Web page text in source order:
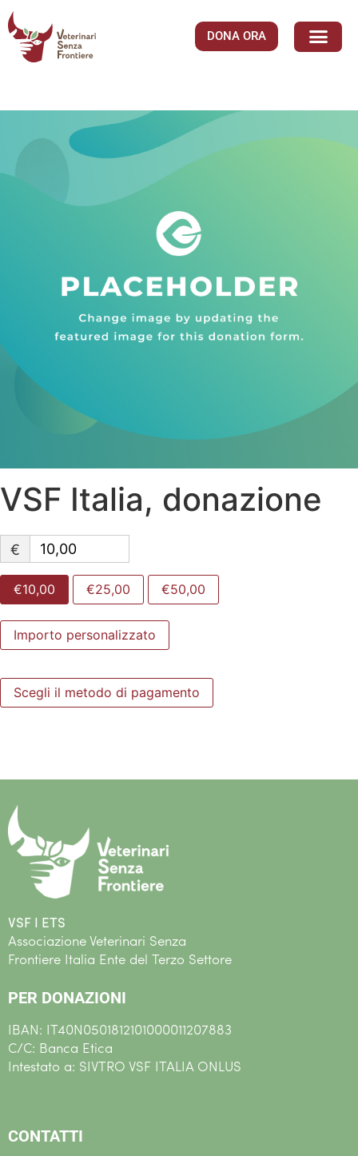
DONA ORA
VSF Italia, donazione
€
€10,00 €25,00 €50,00
Importo personalizzato
Scegli il metodo di pagamento
VSF I ETS
Associazione Veterinari Senza
Frontiere Italia Ente del Terzo Settore
PER DONAZIONI
IBAN: IT40N0501812101000011207883
C/C: Banca Etica
Intestato a: SIVTRO VSF ITALIA ONLUS
CONTATTI